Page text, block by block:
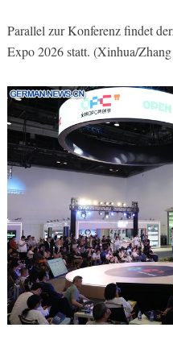
Parallel zur Konferenz findet
Expo 2026 statt. (Xinhua/